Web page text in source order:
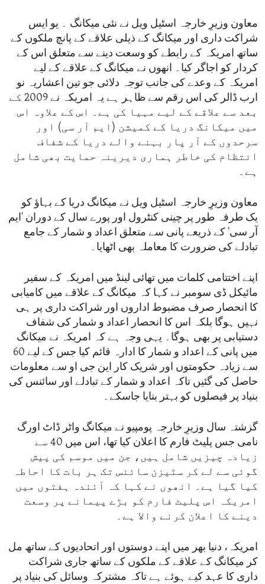
معاون وزیرِ خارجہ اسٹیل ویل نے نئی میکانگ ۔ یو ایس
شراکت داری اور میکانگ کے ذیلی علاقے کے پانچ ملکوں کے
ساتھ امریکہ کے رابطے کو وسعت دینے سے متعلق اس کے
کردار کو اجاگر کیا۔ انھوں نے میکانگ کے علاقے کے لیے
امریکہ کے وعدے کی جانب توجہ دلائی جو تین اعشاریہ نو
ارب ڈالر کی اس رقم سے ظاہر ہے یہ امریکہ نے 2009 کے
بعد سے علاقے کے لیے مہیا کی ہے۔ اس کے علاوہ اس
میں میکانگ دریا کے کمیشن (ایم آر سی) اور
سرحدوں کے آر پار بہنے والے دریا کے شفاف
انتظام کی خاطر ہماری دیرینہ حمایت بھی شامل
ہے۔
معاون وزیرِ خارجہ اسٹیل ویل نے میکانگ دریا کے بہاؤ کو
یک طرفہ طور پر چینی کنٹرول اور پورے سال کے دوران 'ایم
آر سی' کے ذریعے پانی سے متعلق اعداد و شمار کے جامع
تبادلے کی ضرورت کا معاملہ بھی اٹھایا۔
اپنے اختتامی کلمات میں تھائی لینڈ میں امریکہ کے سفیر
مائیکل ڈی سومبر نے کہا کہ میکانگ کے علاقے میں کامیابی
کا انحصار صرف مضبوط اداروں اور شراکت داری پر ہی
نہیں ہوگا بلکہ اس کا انحصار اعداد و شمار کی شفاف
دستیابی پر بھی ہوگا۔ یہی وجہ ہے کہ امریکہ نے میکانگ
میں پانی کے اعداد و شمار کا ادارہ قائم کیا جس کے لیے 60
سے زیادہ حکومتوں اور شریک کار این جی او سے معلومات
حاصل کی گئیں تاکہ اعداد و شمار کے تبادلے اور سائنس کی
بنیاد پر فیصلوں کو بہتر بنایا جاسکے۔
گزشتہ سال وزیرِ خارجہ پومپیو نے میکانگ واٹر ڈاٹ اورگ
نامی جس پلیٹ فارم کا اعلان کیا تھا، اس میں 40 سے
زیادہ چیزیں شامل ہیں، جن میں موسم کی پیش
گوئی سے لے کر سٹیزن سائنس تک ہر بات کا احاطہ
کیا گیا ہے۔ انھوں نے کہا کہ آئندہ ہفتوں میں
امریکہ اس پلیٹ فارم کو بڑے پیمانے پر وسعت
دینے کا اعلان کرنے والا ہے۔
امریکہ، دنیا بھر میں اپنے دوستوں اور اتحادیوں کے ساتھ مل
کر میکانگ کے علاقے کے ملکوں کے ساتھ جاری شراکت
داری کا عہد کیے ہوئے ہے تاکہ مشترکہ وسائل کی بنیاد پر